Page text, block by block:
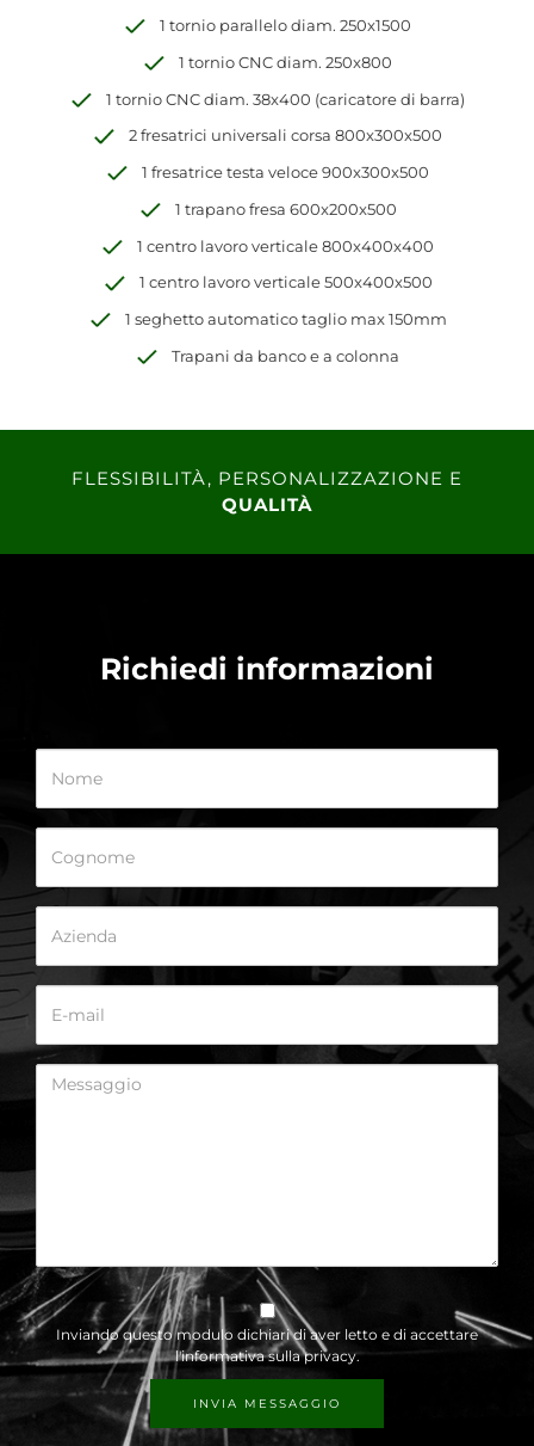
1 tornio parallelo diam. 250x1500
1 tornio CNC diam. 250x800
1 tornio CNC diam. 38x400 (caricatore di barra)
2 fresatrici universali corsa 800x300x500
1 fresatrice testa veloce 900x300x500
1 trapano fresa 600x200x500
1 centro lavoro verticale 800x400x400
1 centro lavoro verticale 500x400x500
1 seghetto automatico taglio max 150mm
Trapani da banco e a colonna
FLESSIBILITÀ, PERSONALIZZAZIONE E
QUALITÀ
Richiedi informazioni
Inviando questo modulo dichiari di aver letto e di accettare
l'informativa sulla privacy.